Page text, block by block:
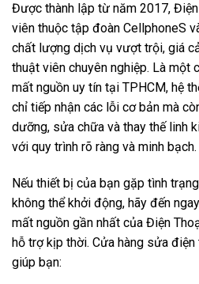
Được thành lập từ năm 2017,
viên thuộc tập đoàn CellphoneS
chất lượng dịch vụ vượt trội, giá
thuật viên chuyên nghiệp. Là một
mất nguồn uy tín tại TPHCM, hệ
chỉ tiếp nhận các lỗi cơ bản mà
dưỡng, sửa chữa và thay thế linh
với quy trình rõ ràng và minh bạch.
Nếu thiết bị của bạn gặp tình
không thể khởi động, hãy đến
mất nguồn gần nhất của Điện
hỗ trợ kịp thời. Cửa hàng sửa
giúp bạn: